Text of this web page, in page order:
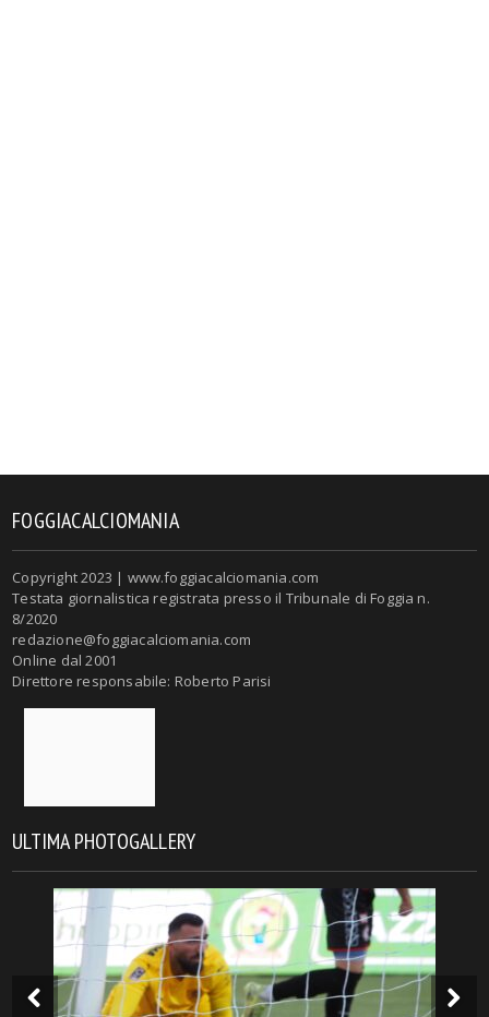
FOGGIACALCIOMANIA
Copyright 2023 | www.foggiacalciomania.com
Testata giornalistica registrata presso il Tribunale di Foggia n.
8/2020
redazione@foggiacalciomania.com
Online dal 2001
Direttore responsabile: Roberto Parisi
ULTIMA PHOTOGALLERY